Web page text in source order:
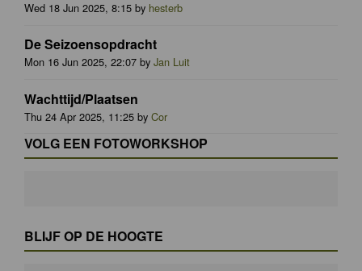
Wed 18 Jun 2025, 8:15 by hesterb
De Seizoensopdracht
Mon 16 Jun 2025, 22:07 by Jan Luit
Wachttijd/Plaatsen
Thu 24 Apr 2025, 11:25 by Cor
VOLG EEN FOTOWORKSHOP
BLIJF OP DE HOOGTE